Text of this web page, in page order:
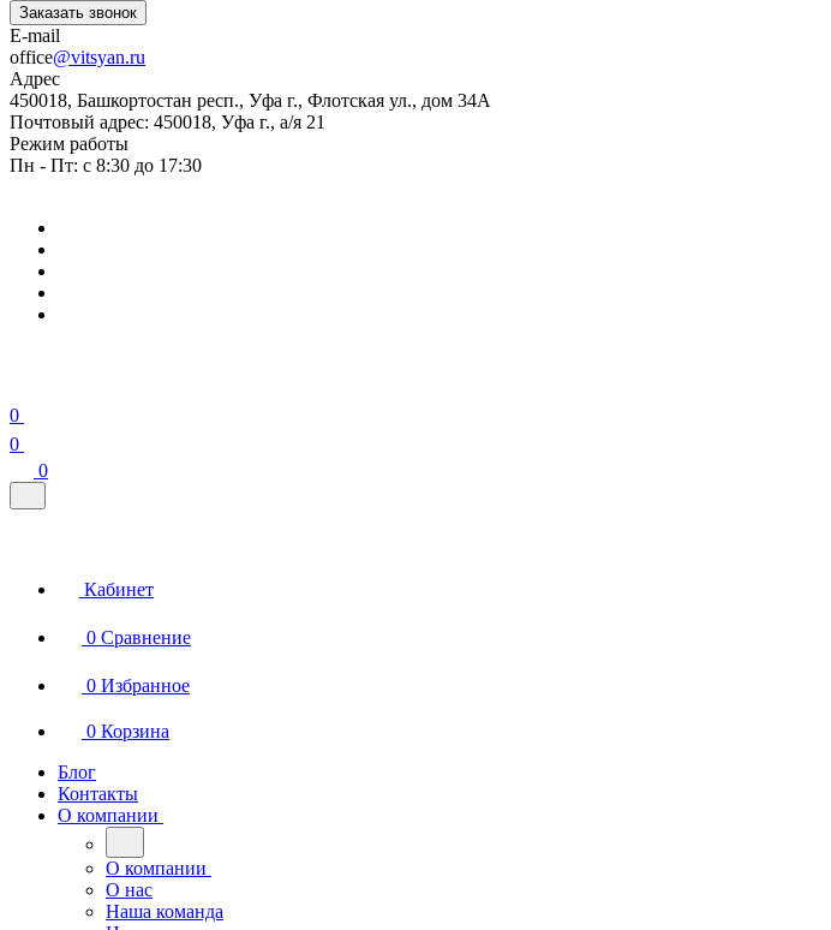
Заказать звонок
E-mail
office@vitsyan.ru
Адрес
450018, Башкортостан респ., Уфа г., Флотская ул., дом 34А
Почтовый адрес: 450018, Уфа г., а/я 21
Режим работы
Пн - Пт: с 8:30 до 17:30
0
0
0
Кабинет
0 Сравнение
0 Избранное
0 Корзина
Блог
Контакты
О компании
О компании
О нас
Наша команда